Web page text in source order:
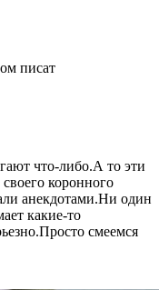
писат
что-либо.А то эти
коронного
анекдотами.Ни один
какие-то
смеемся